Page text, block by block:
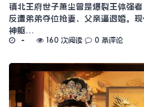
镇北王府世子萧尘曾是爆裂王体强
反遭弟弟夺位抢妻、父亲逼退婚。
神躯…
160 次阅读 0 条评论